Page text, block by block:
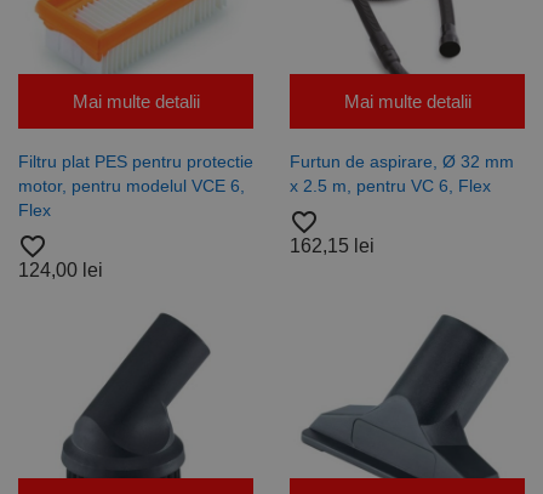
Mai multe detalii
Filtru plat PES pentru protectie
motor, pentru modelul VCE 6,
Flex
favorite_border
124,00 lei
Mai multe detalii
Furtun de aspirare, Ø 32 mm
x 2.5 m, pentru VC 6, Flex
favorite_border
162,15 lei